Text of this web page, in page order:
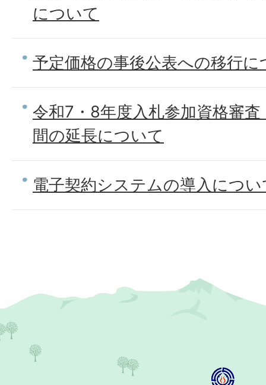
について
予定価格の事後公表への移行に
令和7・8年度入札参加資格審
間の延長について
電子契約システムの導入につい